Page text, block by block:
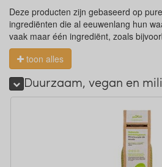
Deze producten zijn gebaseerd op
ingrediënten die al eeuwenlang hun
vaak maar één ingrediënt, zoals
toon alles
Duurzaam, vegan en